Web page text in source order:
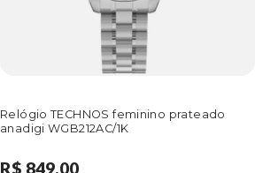
Relógio TECHNOS feminino prateado
anadigi WGB212AC/1K
R$ 849,00